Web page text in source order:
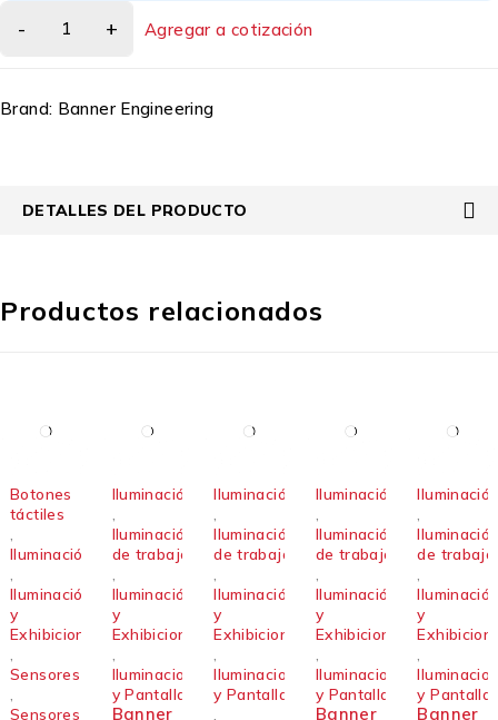
Agregar a cotización
Brand: Banner Engineering
DETALLES DEL PRODUCTO
Productos relacionados
Botones
táctiles
Iluminación
Iluminación
y
Exhibiciones
Sensores
Sensores
Iluminación
Iluminación
de trabajo
Iluminación
y
Exhibiciones
Iluminacion
y Pantalla
Banner
Iluminación
Iluminación
de trabajo
Iluminación
y
Exhibiciones
Iluminacion
y Pantalla
Iluminación
Iluminación
de trabajo
Iluminación
y
Exhibiciones
Iluminacion
y Pantalla
Banner
de trabajo
y
y Pantalla
Banner